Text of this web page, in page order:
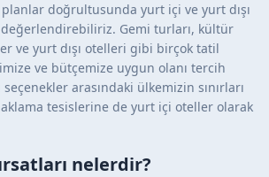
doğrultusunda yurt içi ve yurt dışı
Gemi turları, kültür
ve yurt dışı otelleri gibi birçok tatil
ve bütçemize uygun olanı tercih
seçenekler arasındaki ülkemizin sınırları
tesislerine de yurt içi oteller olarak
nelerdir?